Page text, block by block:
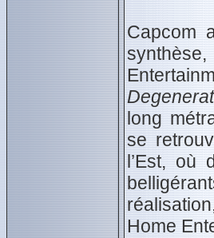
Capcom
long
se
l’Est, où
Home